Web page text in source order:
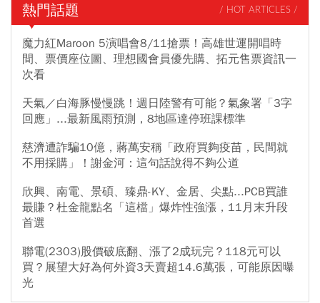
熱門話題 / HOT ARTICLES /
魔力紅Maroon 5演唱會8/11搶票！高雄世運開唱時
間、票價座位圖、理想國會員優先購、拓元售票資訊一
次看
天氣／白海豚慢慢跳！週日陸警有可能？氣象署「3字
回應」...最新風雨預測，8地區達停班課標準
慈濟遭詐騙10億，蔣萬安稱「政府買夠疫苗，民間就
不用採購」！謝金河：這句話說得不夠公道
欣興、南電、景碩、臻鼎-KY、金居、尖點...PCB買誰
最賺？杜金龍點名「這檔」爆炸性強漲，11月末升段
首選
聯電(2303)股價破底翻、漲了2成玩完？118元可以
買？展望大好為何外資3天賣超14.6萬張，可能原因曝
光